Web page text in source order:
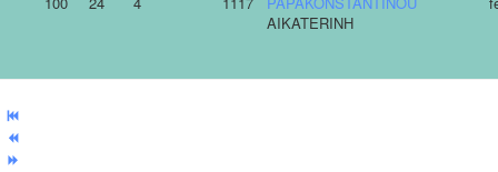
AIKATERINH